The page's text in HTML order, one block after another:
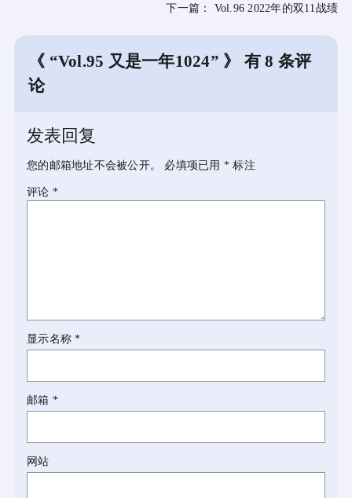
下一篇： Vol.96 2022年的双11战绩
《 “Vol.95 又是一年1024” 》 有 8 条评
论
发表回复
您的邮箱地址不会被公开。 必填项已用 * 标注
评论 *
显示名称*
邮箱 *
网站